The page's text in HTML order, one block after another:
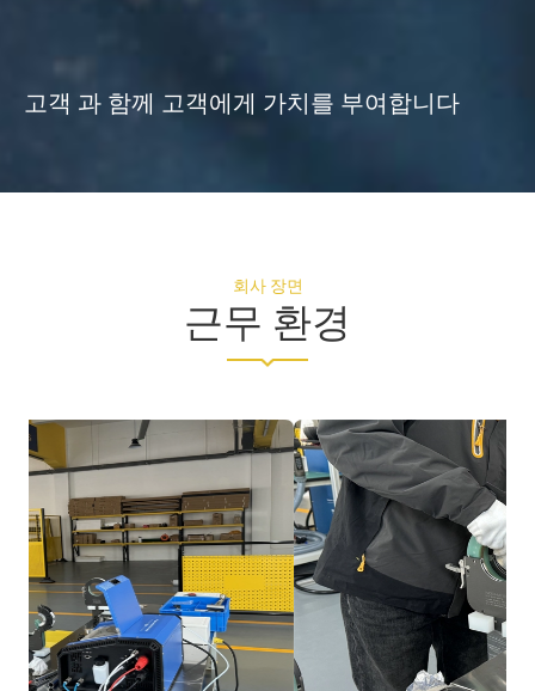
고객 과 함께 고객에게 가치를 부여합니다
회사 장면
근무 환경